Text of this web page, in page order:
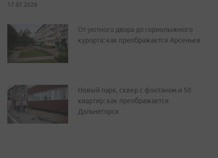
17.07.2026
От уютного двора до горнолыжного
курорта: как преображается Арсеньев
Новый парк, сквер с фонтаном и 50
квартир: как преображается
Дальнегорск